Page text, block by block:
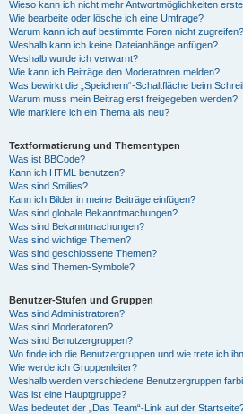
Wieso kann ich nicht mehr Antwortmöglichkeiten
Wie bearbeite oder lösche ich eine Umfrage?
Warum kann ich auf bestimmte Foren nicht zugreifen?
Weshalb kann ich keine Dateianhänge anfügen?
Weshalb wurde ich verwarnt?
Wie kann ich Beiträge den Moderatoren melden?
Was bewirkt die „Speichern“-Schaltfläche beim
Warum muss mein Beitrag erst freigegeben werden?
Wie markiere ich ein Thema als neu?
Textformatierung und Thementypen
Was ist BBCode?
Kann ich HTML benutzen?
Was sind Smilies?
Kann ich Bilder in meine Beiträge einfügen?
Was sind globale Bekanntmachungen?
Was sind Bekanntmachungen?
Was sind wichtige Themen?
Was sind geschlossene Themen?
Was sind Themen-Symbole?
Benutzer-Stufen und Gruppen
Was sind Administratoren?
Was sind Moderatoren?
Was sind Benutzergruppen?
Wo finde ich die Benutzergruppen und wie trete ich
Wie werde ich Gruppenleiter?
Weshalb werden verschiedene Benutzergruppen
Was ist eine Hauptgruppe?
Was bedeutet der „Das Team“-Link auf der